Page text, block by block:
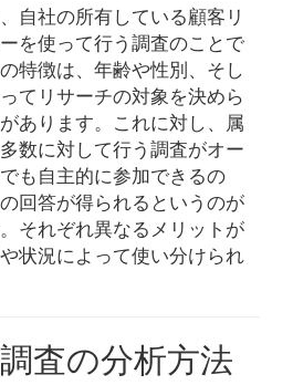
自社の所有している顧客リ
を使って行う調査のことで
特徴は、年齢や性別、そし
てリサーチの対象を決めら
あります。これに対し、属
数に対して行う調査がオー
も自主的に参加できるの
回答が得られるというのが
それぞれ異なるメリットが
状況によって使い分けられ
査の分析方法